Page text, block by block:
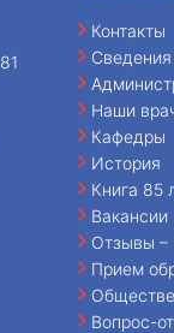
Контакты
Наши
Кафедры
История
Книга 85
Вакансии
Отзывы –
Прием
Вопрос-